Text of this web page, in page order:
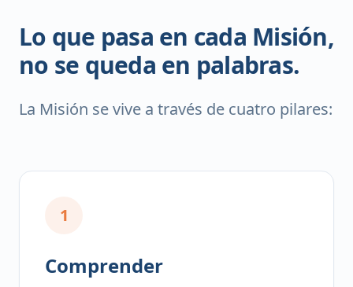
Lo que pasa en cada Misión,
no se queda en palabras.
La Misión se vive a través de cuatro pilares:
1
Comprender